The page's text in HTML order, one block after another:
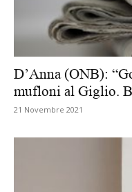
D’Anna (ONB):
mufloni al Giglio.
21 Novembre 2021